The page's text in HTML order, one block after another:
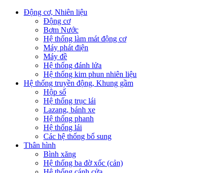
Động cơ, Nhiên liệu
Động cơ
Bơm Nước
Hệ thống làm mát động cơ
Máy phát điện
Máy đề
Hệ thống đánh lửa
Hệ thống kim phun nhiên liệu
Hệ thống truyền động, Khung gầm
Hộp số
Hệ thống trục lái
Lazang, bánh xe
Hệ thống phanh
Hệ thống lái
Các hệ thống bổ sung
Thân hình
Bình xăng
Hệ thống ba đờ xốc (cản)